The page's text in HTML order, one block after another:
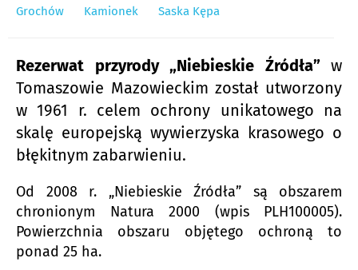
Grochów Kamionek Saska Kępa
Rezerwat przyrody „Niebieskie Źródła”w
Tomaszowie Mazowieckim został utworzony
w 1961 r. celem ochrony unikatowego na
skalę europejską wywierzyska krasowego o
błękitnym zabarwieniu.
Od 2008 r. „Niebieskie Źródła” są obszarem
chronionym Natura 2000 (wpis PLH100005).
Powierzchnia obszaru objętego ochroną to
ponad 25 ha.